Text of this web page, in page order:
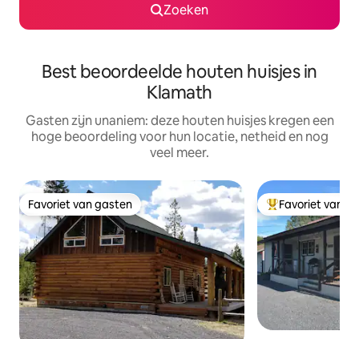
Zoeken
Best beoordeelde houten huisjes in
Klamath
Gasten zijn unaniem: deze houten huisjes kregen een
hoge beoordeling voor hun locatie, netheid en nog
veel meer.
Favoriet van gasten
Favoriet van gasten Topfavoriet van
Favoriet van